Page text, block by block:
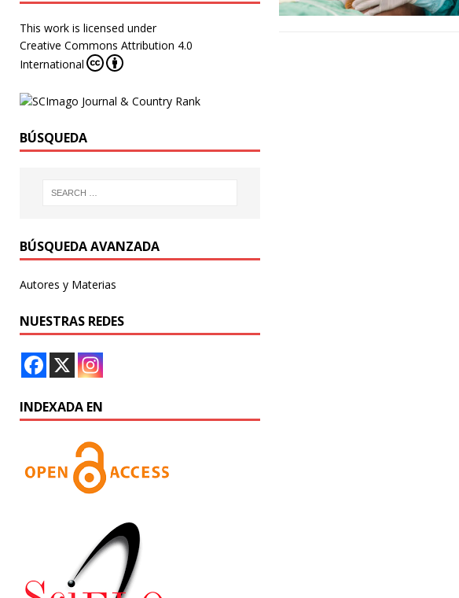
This work is licensed under
Creative Commons Attribution 4.0
International
BÚSQUEDA
BÚSQUEDA AVANZADA
Autores y Materias
NUESTRAS REDES
INDEXADA EN